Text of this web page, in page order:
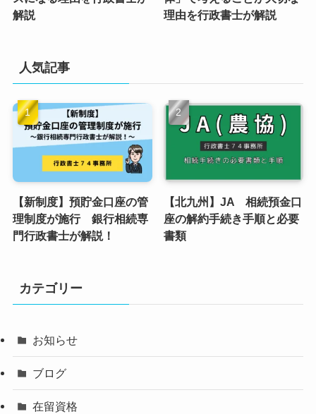
解説
理由を行政書士が解説
人気記事
【新制度】預貯金口座の管
理制度が施行 銀行相続専
門行政書士が解説！
【北九州】JA 相続預金口
座の解約手続き手順と必要
書類
カテゴリー
お知らせ
ブログ
在留資格